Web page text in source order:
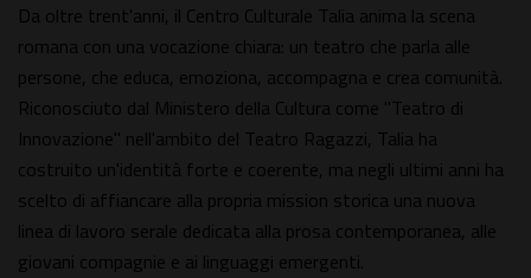
Da oltre trent'anni, il Centro Culturale Talia anima la scena
romana con una vocazione chiara: un teatro che parla alle
persone, che educa, emoziona, accompagna e crea comunità.
Riconosciuto dal Ministero della Cultura come "Teatro di
Innovazione" nell'ambito del Teatro Ragazzi, Talia ha
costruito un'identità forte e coerente, ma negli ultimi anni ha
scelto di affiancare alla propria mission storica una nuova
linea di lavoro serale dedicata alla prosa contemporanea, alle
giovani compagnie e ai linguaggi emergenti.